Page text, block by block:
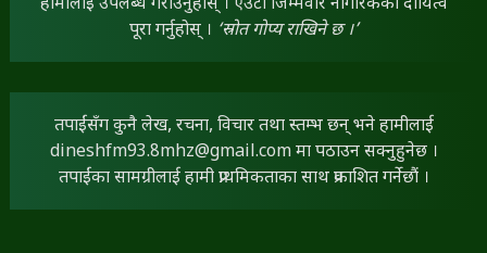
पूरा गर्नुहोस् । ‘स्रोत गोप्य राखिने छ ।’
तपाईंसँग कुनै लेख, रचना, विचार तथा स्तम्भ छन् भने हामीलाई
dineshfm93.8mhz@gmail.comमा पठाउन सक्नुहुनेछ ।
तपाईंका सामग्रीलाई हामी प्राथमिकताका साथ प्रकाशित गर्नेछौं ।